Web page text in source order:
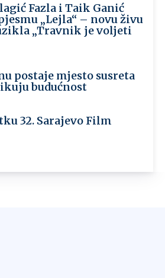
Fazla i Taik Ganić
„Lejla“ – novu živu
„Travnik je voljeti
postaje mjesto susreta
budućnost
32. Sarajevo Film